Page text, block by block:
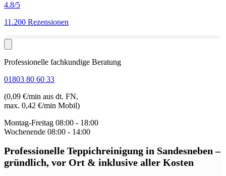
4.8/5
11.200 Rezensionen
Professionelle fachkundige Beratung
01803 80 60 33
(0,09 €/min aus dt. FN,
max. 0,42 €/min Mobil)
Montag-Freitag 08:00 - 18:00
Wochenende 08:00 - 14:00
Professionelle Teppichreinigung in Sandesneben–
gründlich, vor Ort & inklusive aller Kosten